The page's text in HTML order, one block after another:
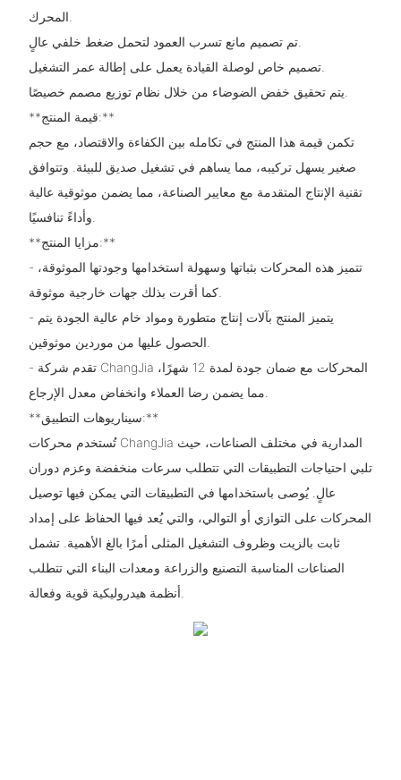
تم تصميم مانع تسرب العمود لتحمل ضغط خلفي عالٍ.
تصميم خاص لوصلة القيادة يعمل على إطالة عمر التشغيل.
**قيمة المنتج:**
تكمن قيمة هذا المنتج في تكامله بين الكفاءة والاقتصاد، مع حجم
صغير يسهل تركيبه، مما يساهم في تشغيل صديق للبيئة. وتتوافق
تقنية الإنتاج المتقدمة مع معايير الصناعة، مما يضمن موثوقية عالية
**مزايا المنتج:**
- تتميز هذه المحركات بثباتها وسهولة استخدامها وجودتها الموثوقة،
كما أقرت بذلك جهات خارجية موثوقة.
- يتميز المنتج بآلات إنتاج متطورة ومواد خام عالية الجودة يتم
- تقدم شركة ChangJia المحركات مع ضمان جودة لمدة 12 شهرًا،
**سيناريوهات التطبيق:**
تُستخدم محركات ChangJia المدارية في مختلف الصناعات، حيث
تلبي احتياجات التطبيقات التي تتطلب سرعات منخفضة وعزم دوران
عالٍ. يُوصى باستخدامها في التطبيقات التي يمكن فيها توصيل
المحركات على التوازي أو التوالي، والتي يُعد فيها الحفاظ على إمداد
ثابت بالزيت وظروف التشغيل المثلى أمرًا بالغ الأهمية. تشمل
الصناعات المناسبة التصنيع والزراعة ومعدات البناء التي تتطلب